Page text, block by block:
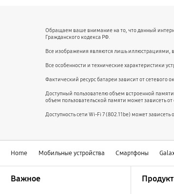
Обращаем ваше внимание на то, что данный
Гражданского кодекса РФ.
Все изображения являются лишь иллюстрациями,
Все особенности и технические характеристики
Фактический ресурс батареи зависит от
Доступный пользователю объем встроенной
объем пользовательской памяти может зависеть
Доступность сети Wi-Fi 7 (802.11be) может
Home Мобильные устройства Смартфоны
Важное